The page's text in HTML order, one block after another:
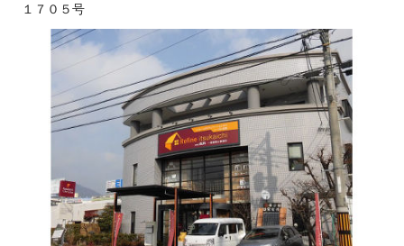
１７０５号